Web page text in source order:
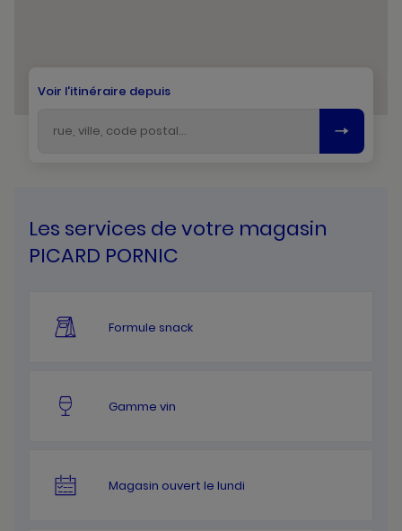
Voir l'itinéraire depuis
Les services de votre magasin
PICARD PORNIC
Formule snack
Gamme vin
Magasin ouvert le lundi